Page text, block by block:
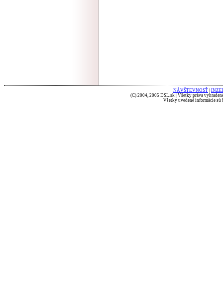
NÁVŠTEVNOSŤ
(C) 2004, 2005 DSL.sk | Všetky práva
Všetky uvedené informácie sú